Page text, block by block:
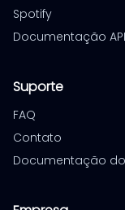
Spotify
Documentação API
Suporte
FAQ
Contato
Documentação